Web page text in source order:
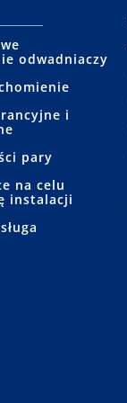
odwadniaczy
i
pary
na celu
instalacji